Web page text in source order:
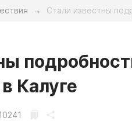
→ Стали известны
Калуге